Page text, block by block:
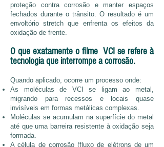
proteção contra corrosão e manter espaços
fechados durante o trânsito. O resultado é um
envoltório stretch que enfrenta os efeitos da
oxidação de frente.
O que exatamente o filme VCI se refere à
tecnologia que interrompe a corrosão.
Quando aplicado, ocorre um processo onde:
As moléculas de VCI se ligam ao metal,
migrando para recessos e locais quase
invisíveis em formas metálicas complexas.
Moléculas se acumulam na superfície do metal
até que uma barreira resistente à oxidação seja
formada.
A célula de corrosão (fluxo de elétrons de um